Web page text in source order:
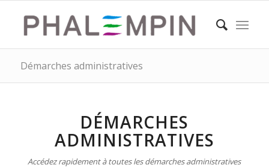
Démarches administratives
DÉMARCHES
ADMINISTRATIVES
Accédez rapidement à toutes les démarches administratives